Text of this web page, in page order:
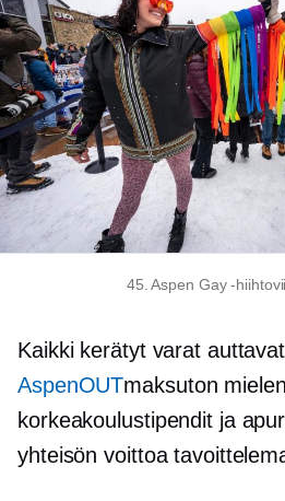
45. Aspen Gay -
Kaikki kerätyt varat
AspenOUTmaksuton
korkeakoulustipendit ja
yhteisön voittoa